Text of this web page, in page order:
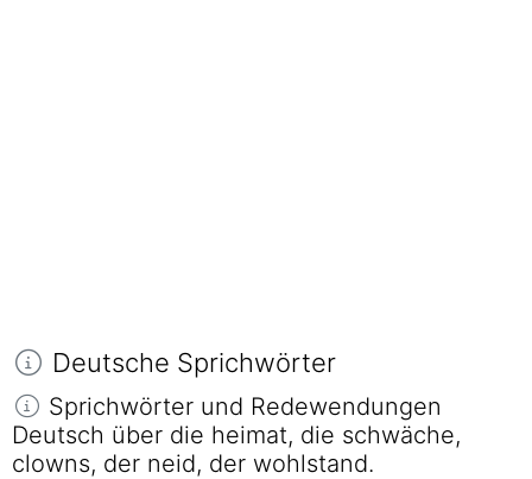
Deutsche Sprichwörter
Sprichwörter und Redewendungen
Deutsch über die heimat, die schwäche,
clowns, der neid, der wohlstand.